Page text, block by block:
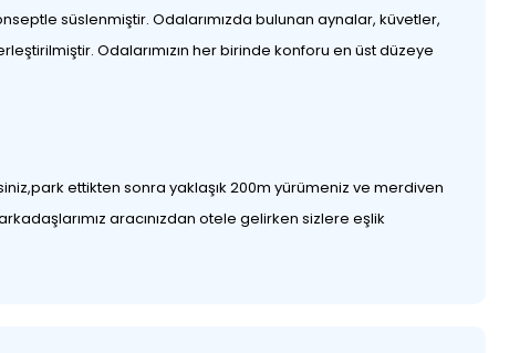
süslenmiştir. Odalarımızda bulunan aynalar, küvetler,
Odalarımızın her birinde konforu en üst düzeye
ettikten sonra yaklaşık 200m yürümeniz ve merdiven
aracınızdan otele gelirken sizlere eşlik